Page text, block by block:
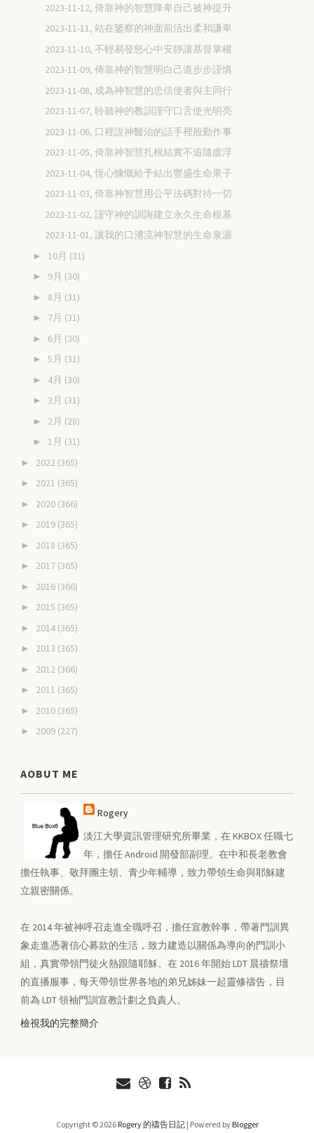
2023-11-12, 倚靠神的智慧降卑自己被神提升
2023-11-11, 站在鑒察的神面前活出柔和謙卑
2023-11-10, 不輕易發怒心中安靜讓基督掌權
2023-11-09, 倚靠神的智慧明白己道步步謹慎
2023-11-08, 成為神智慧的忠信使者與主同行
2023-11-07, 聆聽神的教訓謹守口舌使光明亮
2023-11-06, 口裡說神醫治的話手裡殷勤作事
2023-11-05, 倚靠神智慧扎根結實不追隨虛浮
2023-11-04, 恆心慷慨給予結出豐盛生命果子
2023-11-03, 倚靠神智慧用公平法碼對待一切
2023-11-02, 謹守神的訓誨建立永久生命根基
2023-11-01, 讓我的口湧流神智慧的生命泉源
► 10月 (31)
► 9月 (30)
► 8月 (31)
► 7月 (31)
► 6月 (30)
► 5月 (31)
► 4月 (30)
► 3月 (31)
► 2月 (28)
► 1月 (31)
► 2022 (365)
► 2021 (365)
► 2020 (366)
► 2019 (365)
► 2018 (365)
► 2017 (365)
► 2016 (366)
► 2015 (365)
► 2014 (365)
► 2013 (365)
► 2012 (366)
► 2011 (365)
► 2010 (365)
► 2009 (227)
AOBUT ME
Rogery
淡江大學資訊管理研究所畢業，在 KKBOX 任職七
年，擔任 Android 開發部副理。在中和長老教會
擔任執事、敬拜團主領、青少年輔導，致力帶領生命與耶穌建
立親密關係。
在 2014 年被神呼召走進全職呼召，擔任宣教幹事，帶著門訓異
象走進憑著信心募款的生活，致力建造以關係為導向的門訓小
組，真實帶領門徒火熱跟隨耶穌。在 2016 年開始 LDT 晨禱祭壇
的直播服事，每天帶領世界各地的弟兄姊妹一起靈修禱告，目
前為 LDT 領袖門訓宣教計劃之負責人。
檢視我的完整簡介
Copyright ©2026 Rogery 的禱告日記| Powered by Blogger